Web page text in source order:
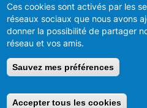
MENU
FOOTER
LEGAL
modération
du Conseil 1 B-1070-
Ces cookies sont activés par les
réseaux sociaux que nous avons
donner la possibilité de partager
réseau et vos amis.
Sauvez mes préférences
Accepter tous les cookies